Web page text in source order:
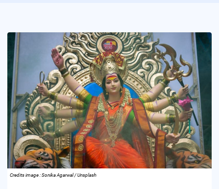
Credits image : Sonika Agarwal / Unsplash